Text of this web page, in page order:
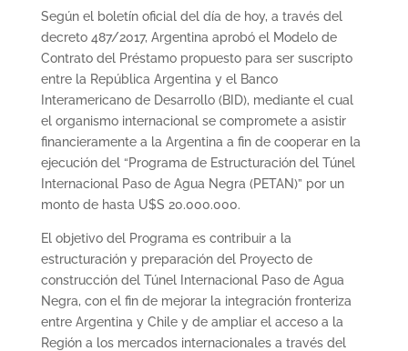
Según el boletín oficial del día de hoy, a través del
decreto 487/2017, Argentina aprobó el Modelo de
Contrato del Préstamo propuesto para ser suscripto
entre la República Argentina y el Banco
Interamericano de Desarrollo (BID), mediante el cual
el organismo internacional se compromete a asistir
financieramente a la Argentina a fin de cooperar en la
ejecución del “Programa de Estructuración del Túnel
Internacional Paso de Agua Negra (PETAN)” por un
monto de hasta U$S 20.000.000.
El objetivo del Programa es contribuir a la
estructuración y preparación del Proyecto de
construcción del Túnel Internacional Paso de Agua
Negra, con el fin de mejorar la integración fronteriza
entre Argentina y Chile y de ampliar el acceso a la
Región a los mercados internacionales a través del